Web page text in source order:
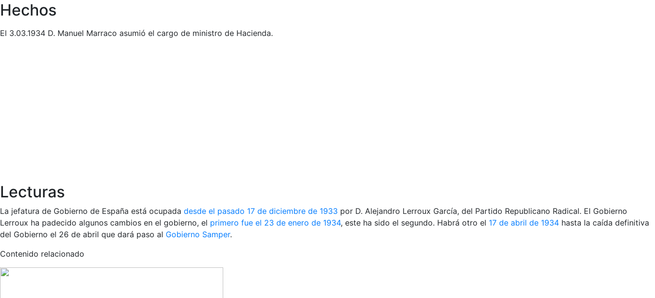
Hechos
El 3.03.1934 D. Manuel Marraco asumió el cargo de ministro de Hacienda.
Lecturas
La jefatura de Gobierno de España está ocupada desde el pasado 17 de diciembre de 1933 por D. Alejandro Lerroux García, del Partido Republicano Radical. El Gobierno
Lerroux ha padecido algunos cambios en el gobierno, el primero fue el 23 de enero de 1934, este ha sido el segundo. Habrá otro el 17 de abril de 1934 hasta la caída definitiva
del Gobierno el 26 de abril que dará paso al Gobierno Samper.
Contenido relacionado